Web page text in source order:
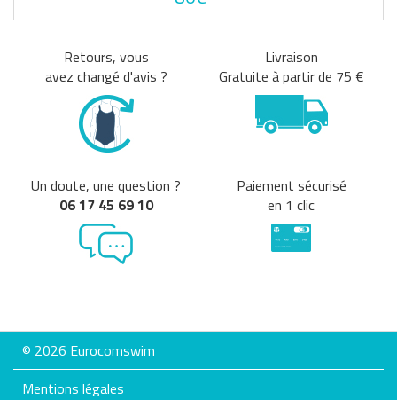
Retours, vous
avez changé d'avis ?
Livraison
Gratuite à partir de 75 €
Un doute, une question ?
06 17 45 69 10
Paiement sécurisé
en 1 clic
© 2026 Eurocomswim
Mentions légales